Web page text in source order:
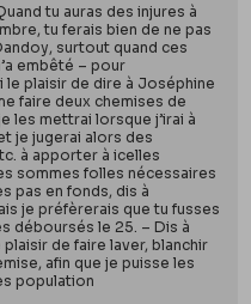
tu auras des injures à
tu ferais bien de ne pas
surtout quand ces
embêté – pour
le plaisir de dire à Joséphine
faire deux chemises de
les mettrai lorsque j’irai à
je jugerai alors des
à apporter à icelles
sommes folles nécessaires
pas en fonds, dis à
je préfèrerais que tu fusses
déboursés le 25. – Dis à
de faire laver, blanchir
afin que je puisse les
population